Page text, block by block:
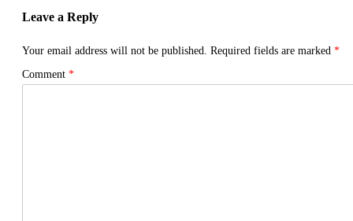
Leave a Reply
Your email address will not be published. Required fields are marked *
Comment *